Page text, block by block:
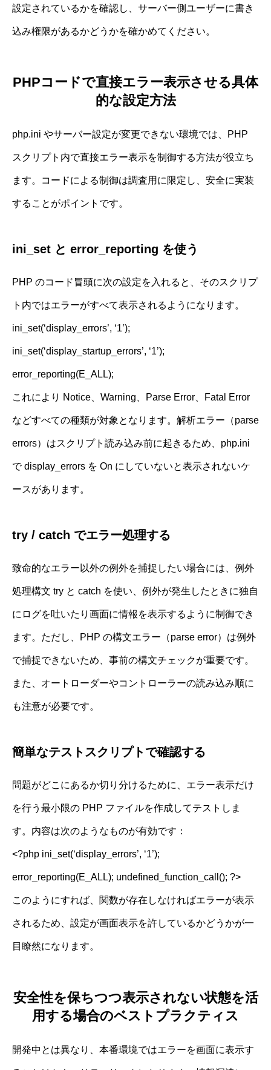
設定されているかを確認し、サーバー側ユーザーに書き
込み権限があるかどうかを確かめてください。
PHPコードで直接エラー表示させる具体
的な設定方法
php.ini やサーバー設定が変更できない環境では、PHP
スクリプト内で直接エラー表示を制御する方法が役立ち
ます。コードによる制御は調査用に限定し、安全に実装
することがポイントです。
ini_set と error_reporting を使う
PHP のコード冒頭に次の設定を入れると、そのスクリプ
ト内ではエラーがすべて表示されるようになります。
ini_set(‘display_errors’, ‘1’);
ini_set(‘display_startup_errors’, ‘1’);
error_reporting(E_ALL);
これにより Notice、Warning、Parse Error、Fatal Error
などすべての種類が対象となります。解析エラー（parse
errors）はスクリプト読み込み前に起きるため、php.ini
で display_errors を On にしていないと表示されないケ
ースがあります。
try / catch でエラー処理する
致命的なエラー以外の例外を捕捉したい場合には、例外
処理構文 try と catch を使い、例外が発生したときに独自
にログを吐いたり画面に情報を表示するように制御でき
ます。ただし、PHP の構文エラー（parse error）は例外
で捕捉できないため、事前の構文チェックが重要です。
また、オートローダーやコントローラーの読み込み順に
も注意が必要です。
簡単なテストスクリプトで確認する
問題がどこにあるか切り分けるために、エラー表示だけ
を行う最小限の PHP ファイルを作成してテストしま
す。内容は次のようなものが有効です：
<?php ini_set(‘display_errors’, ‘1’);
error_reporting(E_ALL); undefined_function_call(); ?>
このようにすれば、関数が存在しなければエラーが表示
されるため、設定が画面表示を許しているかどうかが一
目瞭然になります。
安全性を保ちつつ表示されない状態を活
用する場合のベストプラクティス
開発中とは異なり、本番環境ではエラーを画面に表示す